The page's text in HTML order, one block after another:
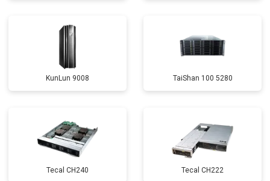
KunLun 9008 TaiShan 100 5280
Tecal CH240 Tecal CH222